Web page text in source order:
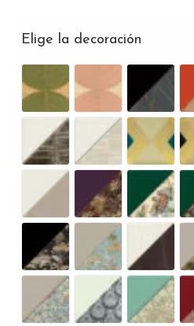
Elige la decoración